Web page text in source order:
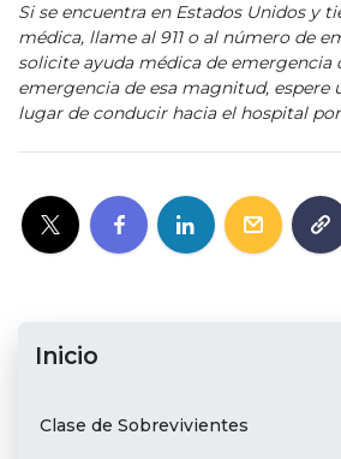
Si se encuentra en Estados Unidos y
médica, llame al 911 o al número de
solicite ayuda médica de emergencia
emergencia de esa magnitud, espere
lugar de conducir hacia el hospital
Inicio
Clase de Sobrevivientes